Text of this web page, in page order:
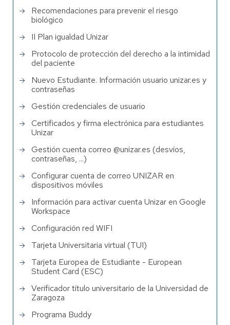
Recomendaciones para prevenir el riesgo
biológico
II Plan igualdad Unizar
Protocolo de protección del derecho a la intimidad
del paciente
Nuevo Estudiante. Información usuario unizar.es y
contraseñas
Gestión credenciales de usuario
Certificados y firma electrónica para estudiantes
Unizar
Gestión cuenta correo @unizar.es (desvíos,
contraseñas, ...)
Configurar cuenta de correo UNIZAR en
dispositivos móviles
Información para activar cuenta Unizar en Google
Workspace
Configuración red WIFI
Tarjeta Universitaria virtual (TUI)
Tarjeta Europea de Estudiante - European
Student Card (ESC)
Verificador título universitario de la Universidad de
Zaragoza
Programa Buddy